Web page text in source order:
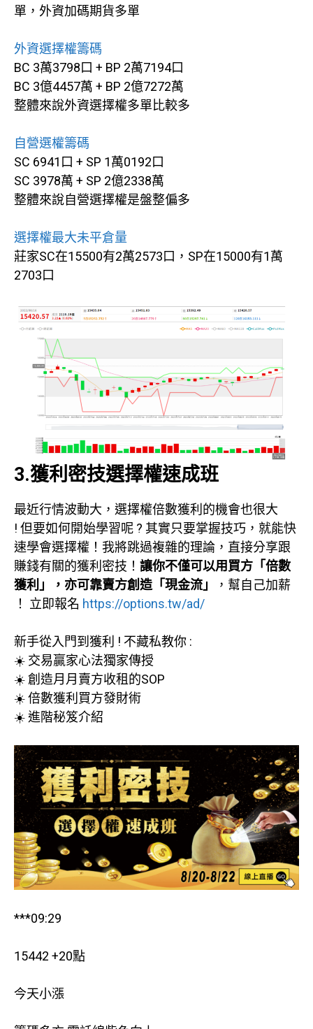
單，外資加碼期貨多單
外資選擇權籌碼
BC 3萬3798口 + BP 2萬7194口
BC 3億4457萬 + BP 2億7272萬
整體來說外資選擇權多單比較多
自營選權籌碼
SC 6941口 + SP 1萬0192口
SC 3978萬 + SP 2億2338萬
整體來說自營選擇權是盤整偏多
選擇權最大未平倉量
莊家SC在15500有2萬2573口，SP在15000有1萬
2703口
3.獲利密技選擇權速成班
最近行情波動大，選擇權倍數獲利的機會也很大
! 但要如何開始學習呢 ? 其實只要掌握技巧，就能快
速學會選擇權！我將跳過複雜的理論，直接分享跟
賺錢有關的獲利密技！ 讓你不僅可以用買方「倍數
獲利」，亦可靠賣方創造「現金流」
，幫自己加薪
！ 立即報名 https://options.tw/ad/
新手從入門到獲利 ! 不藏私教你 :
☀️ 交易贏家心法獨家傳授
☀️ 創造月月賣方收租的SOP
☀️ 倍數獲利買方發財術
☀️ 進階秘笈介紹
***09:29
15442 +20點
今天小漲